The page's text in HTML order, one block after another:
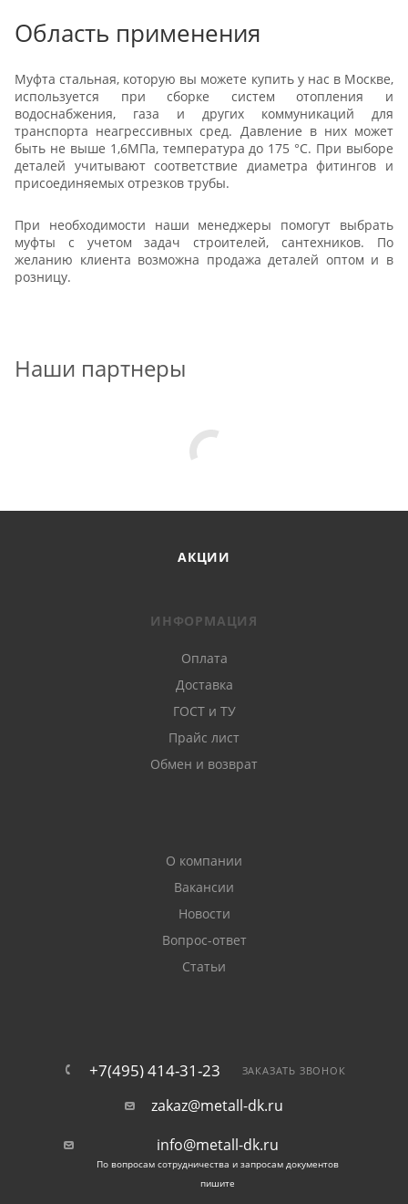
Область применения
Муфта стальная, которую вы можете купить у нас в Москве,
используется при сборке систем отопления и
водоснабжения, газа и других коммуникаций для
транспорта неагрессивных сред. Давление в них может
быть не выше 1,6МПа, температура до 175 °С. При выборе
деталей учитывают соответствие диаметра фитингов и
присоединяемых отрезков трубы.
При необходимости наши менеджеры помогут выбрать
муфты с учетом задач строителей, сантехников. По
желанию клиента возможна продажа деталей оптом и в
розницу.
Наши партнеры
АКЦИИ
ИНФОРМАЦИЯ
Оплата
Доставка
ГОСТ и ТУ
Прайс лист
Обмен и возврат
О компании
Вакансии
Новости
Вопрос-ответ
Статьи
+7(495) 414-31-23 ЗАКАЗАТЬ ЗВОНОК
zakaz@metall-dk.ru
info@metall-dk.ru
По вопросам сотрудничества и запросам документов
пишите